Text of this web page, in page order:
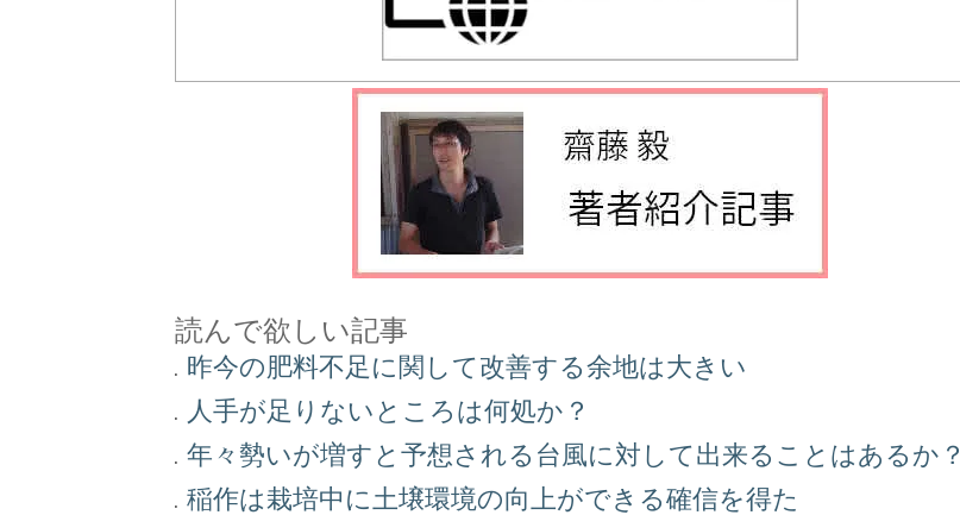
読んで欲しい記事
昨今の肥料不足に関して改善する余地は大きい
人手が足りないところは何処か？
年々勢いが増すと予想される台風に対して出来ることはあるか？
稲作は栽培中に土壌環境の向上ができる確信を得た